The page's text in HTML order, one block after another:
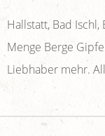
Hallstatt, Bad Ischl,
Menge Berge
Liebhaber mehr.